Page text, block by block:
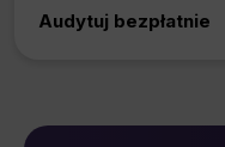
Audytuj bezpłatnie